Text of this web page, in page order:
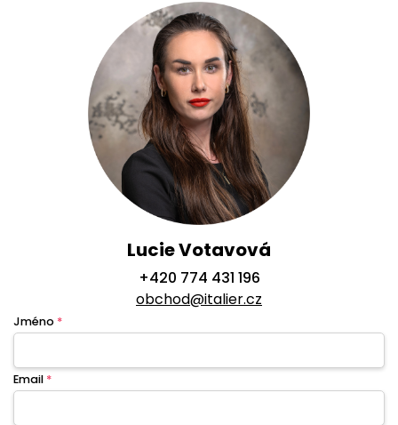
Lucie Votavová
+420 774 431 196
obchod@italier.cz
Jméno *
Email *